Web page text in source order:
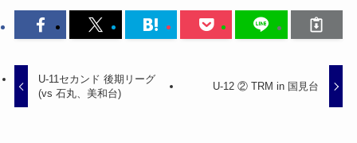
U-11セカンド 後期リーグ
(vs 石丸、美和台)
U-12 ② TRM in 国見台